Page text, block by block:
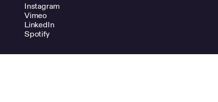
Instagram
Vimeo
LinkedIn
Spotify